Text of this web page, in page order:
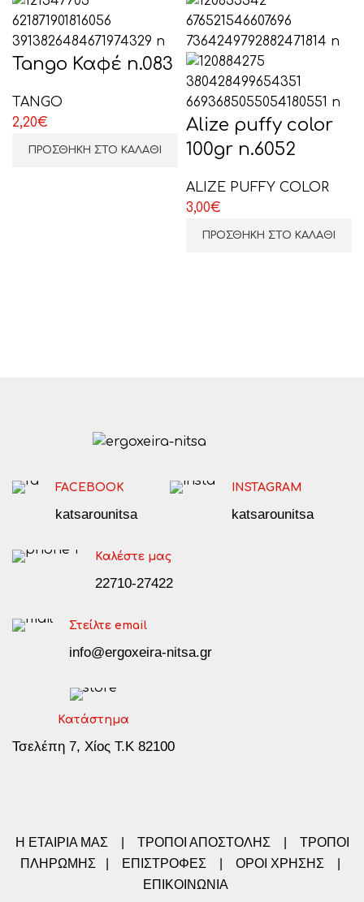
ΕΠΙΛΕΞΤΕ ΕΔΩ
Tango Καφέ n.083
TANGO
2,20€
ΠΡΟΣΘΉΚΗ ΣΤΟ ΚΑΛΆΘΙ
Alize puffy color
100gr n.6052
ALIZE PUFFY COLOR
3,00€
ΠΡΟΣΘΉΚΗ ΣΤΟ ΚΑΛΆΘΙ
FACEBOOK
katsarounitsa
INSTAGRAM
katsarounitsa
Καλέστε μας
22710-27422
Στείλτε email
info@ergoxeira-nitsa.gr
Κατάστημα
Τσελέπη 7, Χίος Τ.Κ 82100
Η ΕΤΑΙΡΙΑ ΜΑΣ ΤΡΟΠΟΙ ΑΠΟΣΤΟΛΗΣ
ΤΡΟΠΟΙ
ΠΛΗΡΩΜΗΣ
ΕΠΙΣΤΡΟΦΕΣ ΟΡΟΙ ΧΡΗΣΗΣ
ΕΠΙΚΟΙΝΩΝΙΑ